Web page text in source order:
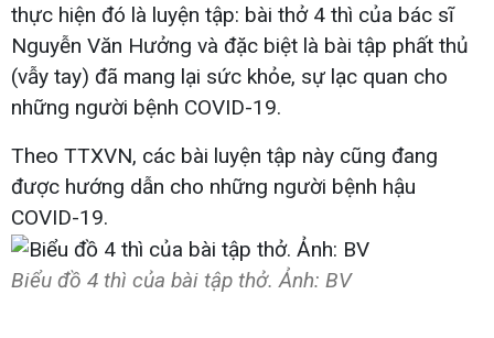
thực hiện đó là luyện tập: bài thở 4 thì của bác sĩ
Nguyễn Văn Hưởng và đặc biệt là bài tập phất thủ
(vẫy tay) đã mang lại sức khỏe, sự lạc quan cho
những người bệnh COVID-19.
Theo TTXVN, các bài luyện tập này cũng đang
được hướng dẫn cho những người bệnh hậu
COVID-19.
Biểu đồ 4 thì của bài tập thở. Ảnh: BV